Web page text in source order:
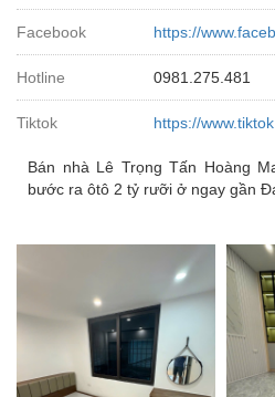
Facebook https://
Hotline 0981.275.481
Tiktok https://
Bán nhà Lê Trọng Tấn Hoàng
bước ra ôtô 2 tỷ rưỡi ở ngay gần